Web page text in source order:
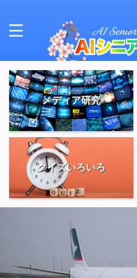
メディア研究
クイズいろいろ